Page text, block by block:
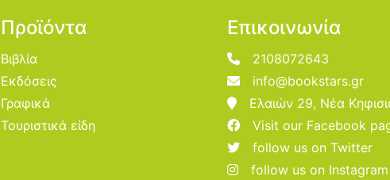
Προϊόντα
Βιβλία
Εκδόσεις
Γραφικά
Τουριστικά είδη
Επικοινωνία
2108072643
info@bookstars.gr
Ελαιών 29, Νέα
Visit our Facebook
follow us on Twitter
follow us on Instagram